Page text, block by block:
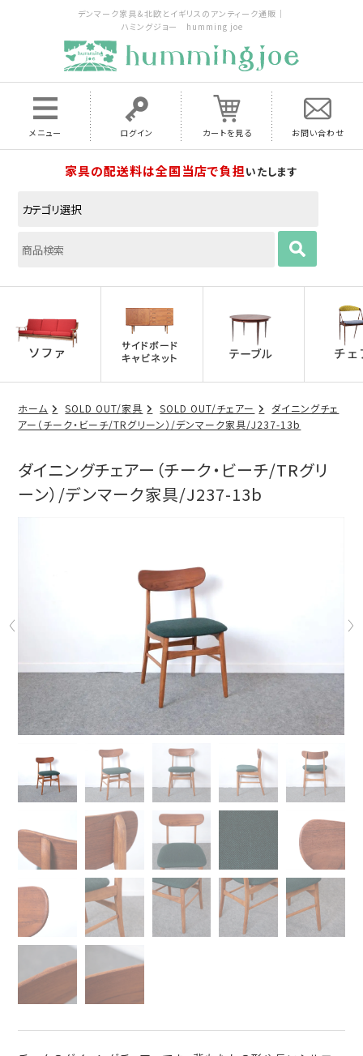
デンマーク家具＆北欧とイギリスのアンティーク通販｜
ハミングジョー humming joe
メニュー ログイン カートを見る お問い合わせ
家具の配送料は全国当店で負担いたします
ホーム SOLD OUT/家具 SOLD OUT/チェアー
ダイニングチェ
アー（チーク・ビーチ/TRグリーン）/デンマーク家具/J237-13b
ダイニングチェアー（チーク・ビーチ/TRグリ
ーン）/デンマーク家具/J237-13b